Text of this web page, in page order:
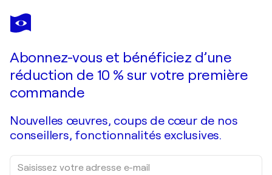
Abonnez-vous et bénéficiez d’une
réduction de 10 % sur votre première
commande
Nouvelles œuvres, coups de cœur de nos
conseillers, fonctionnalités exclusives.